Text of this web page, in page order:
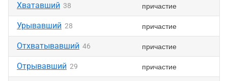
Хватавший 38 причастие
Урывавший 28 причастие
Отхватывавший 46 причастие
Отрывавший 29 причастие